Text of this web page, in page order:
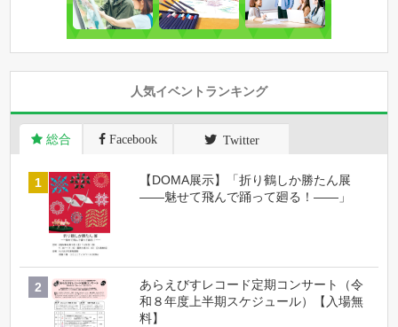
人気イベントランキング
総合 Facebook Twitter
【DOMA展示】「折り鶴しか勝たん展
――魅せて飛んで踊って廻る！――」
あらえびすレコード定期コンサート（令
和８年度上半期スケジュール）【入場無
料】